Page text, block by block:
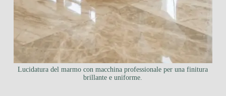
Lucidatura del marmo con macchina professionale per una finitura
brillante e uniforme.